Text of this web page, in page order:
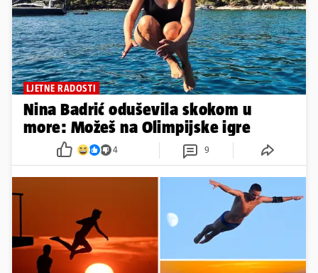
LJETNE RADOSTI
Nina Badrić oduševila skokom u
more: Možeš na Olimpijske igre
4 9